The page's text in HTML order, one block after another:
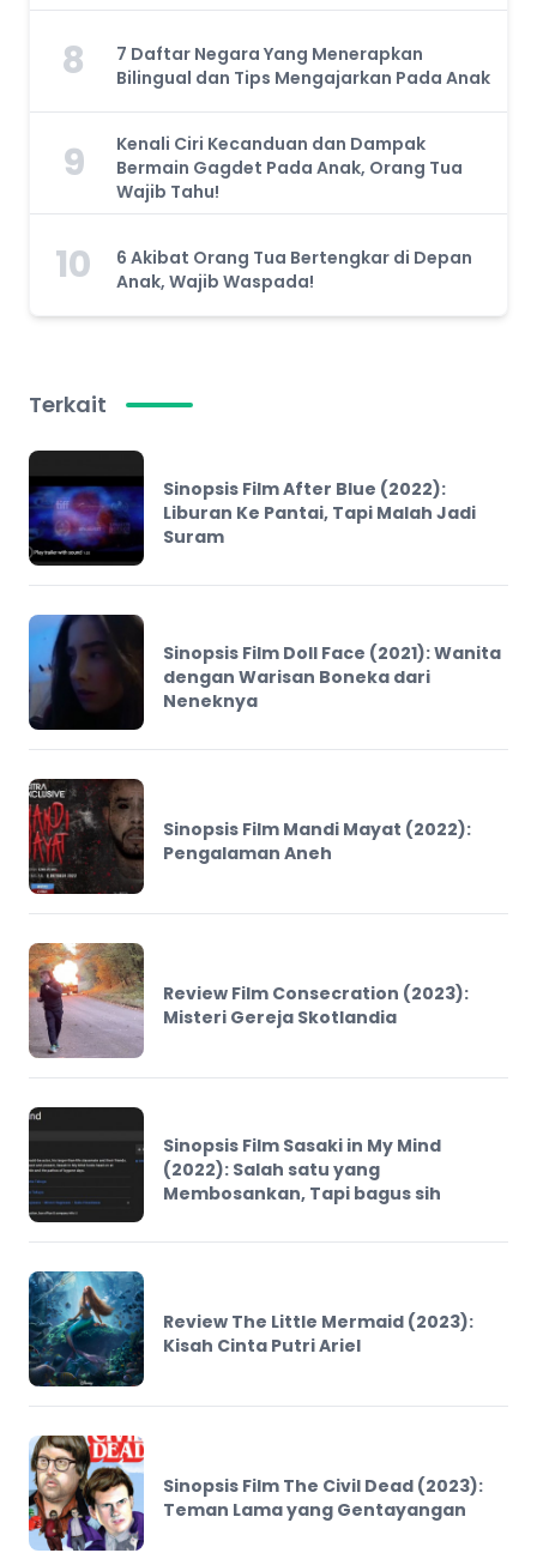
8
7 Daftar Negara Yang Menerapkan
Bilingual dan Tips Mengajarkan Pada Anak
9
Kenali Ciri Kecanduan dan Dampak
Bermain Gagdet Pada Anak, Orang Tua
Wajib Tahu!
10
6 Akibat Orang Tua Bertengkar di Depan
Anak, Wajib Waspada!
Terkait
Sinopsis Film After Blue (2022):
Liburan Ke Pantai, Tapi Malah Jadi
Suram
Sinopsis Film Doll Face (2021): Wanita
dengan Warisan Boneka dari
Neneknya
Sinopsis Film Mandi Mayat (2022):
Pengalaman Aneh
Review Film Consecration (2023):
Misteri Gereja Skotlandia
Sinopsis Film Sasaki in My Mind
(2022): Salah satu yang
Membosankan, Tapi bagus sih
Review The Little Mermaid (2023):
Kisah Cinta Putri Ariel
Sinopsis Film The Civil Dead (2023):
Teman Lama yang Gentayangan